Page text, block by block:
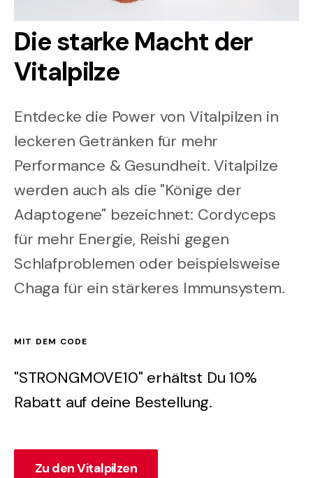
Die starke Macht der
Vitalpilze
Entdecke die Power von Vitalpilzen in
leckeren Getränken für mehr
Performance & Gesundheit. Vitalpilze
werden auch als die "Könige der
Adaptogene" bezeichnet: Cordyceps
für mehr Energie, Reishi gegen
Schlafproblemen oder beispielsweise
Chaga für ein stärkeres Immunsystem.
MIT DEM CODE
"STRONGMOVE10" erhältst Du 10%
Rabatt auf deine Bestellung.
Zu den Vitalpilzen